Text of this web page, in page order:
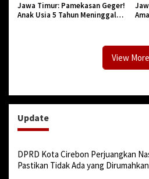
Jawa Timur: Pamekasan Geger!
Anak Usia 5 Tahun Meninggal
View More
Update
DPRD Kota Cirebon Perjuangkan
Pastikan Tidak Ada yang Dirumahkan